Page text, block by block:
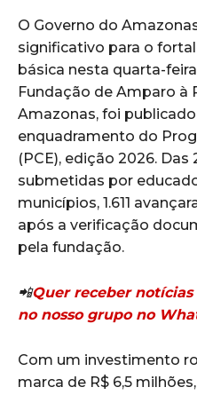
O Governo do
significativo para o
básica nesta quarta-
Fundação de Amparo à
Amazonas, foi
enquadramento do
(PCE), edição 2026.
submetidas por
municípios, 1.611
após a verificação
pela fundação.
📲Quer receber
no nosso grupo no
Com um investimento
marca de R$ 6,5